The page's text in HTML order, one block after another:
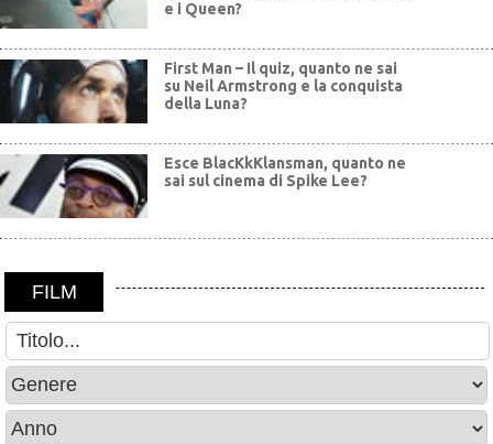
e i Queen?
First Man – Il quiz, quanto ne sai
su Neil Armstrong e la conquista
della Luna?
Esce BlacKkKlansman, quanto ne
sai sul cinema di Spike Lee?